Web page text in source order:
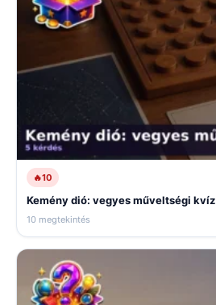
🔥10
Kemény dió: vegyes műveltségi kvíz
10 megtekintés